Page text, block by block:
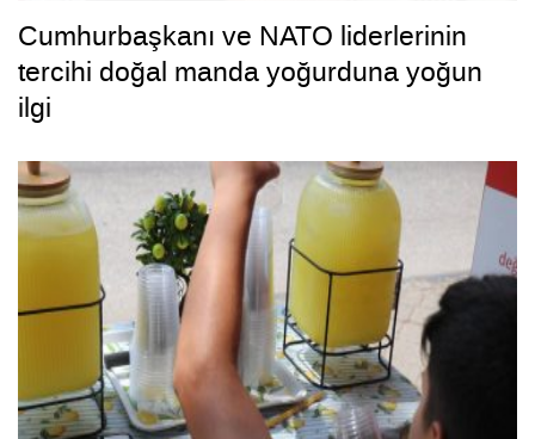
Cumhurbaşkanı ve NATO liderlerinin
tercihi doğal manda yoğurduna yoğun
ilgi